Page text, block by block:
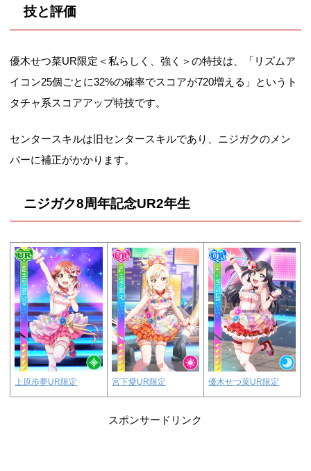
技と評価
優木せつ菜UR限定＜私らしく、強く＞の特技は、「リズムア
イコン25個ごとに32%の確率でスコアが720増える」というト
タチャ系スコアアップ特技です。
センタースキルは旧センタースキルであり、ニジガクのメン
バーに補正がかかります。
ニジガク8周年記念UR2年生
上原歩夢UR限定 宮下愛UR限定 優木せつ菜UR限定
スポンサードリンク